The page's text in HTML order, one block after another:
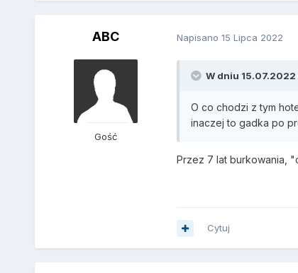
ABC
Gość
Napisano 15 Lipca 2022
W dniu 15.07.2022
O co chodzi z tym
inaczej to gadka po
Przez 7 lat burkowania,
Cytuj